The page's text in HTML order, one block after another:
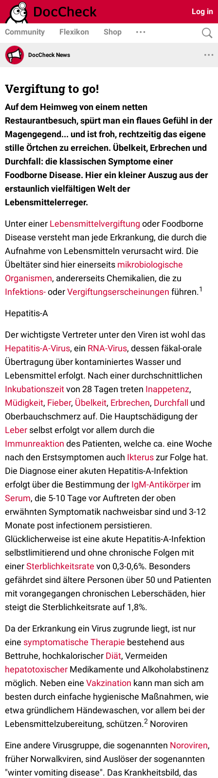
Log in
Community Flexikon Shop
DocCheck News
Vergiftung to go!
Auf dem Heimweg von einem netten
Restaurantbesuch, spürt man ein flaues Gefühl in der
Magengegend... und ist froh, rechtzeitig das eigene
stille Örtchen zu erreichen. Übelkeit, Erbrechen und
Durchfall: die klassischen Symptome einer
Foodborne Disease. Hier ein kleiner Auszug aus der
erstaunlich vielfältigen Welt der
Lebensmittelerreger.
Unter einer Lebensmittelvergiftung oder Foodborne
Disease versteht man jede Erkrankung, die durch die
Aufnahme von Lebensmitteln verursacht wird. Die
Übeltäter sind hier einerseits mikrobiologische
Organismen, andererseits Chemikalien, die zu
Infektions-oderVergiftungserscheinungen führen.1
Hepatitis-A
Der wichtigste Vertreter unter den Viren ist wohl das
Hepatitis-A-Virus, ein RNA-Virus, dessen fäkal-orale
Übertragung über kontaminiertes Wasser und
Lebensmittel erfolgt. Nach einer durchschnittlichen
Inkubationszeitvon 28 Tagen treten Inappetenz,
Müdigkeit, Fieber, Übelkeit, Erbrechen, Durchfall und
Oberbauchschmerz auf. Die Hauptschädigung der
Leber selbst erfolgt vor allem durch die
Immunreaktion des Patienten, welche ca. eine Woche
nach den Erstsymptomen auch Ikteruszur Folge hat.
Die Diagnose einer akuten Hepatitis-A-Infektion
erfolgt über die Bestimmung der IgM-Antikörper im
Serum, die 5-10 Tage vor Auftreten der oben
erwähnten Symptomatik nachweisbar sind und 3-12
Monate post infectionem persistieren.
Glücklicherweise ist eine akute Hepatitis-A-Infektion
selbstlimitierend und ohne chronische Folgen mit
einerSterblichkeitsrate von 0,3-0,6%. Besonders
gefährdet sind ältere Personen über 50 und Patienten
mit vorangegangen chronischen Leberschäden, hier
steigt die Sterblichkeitsrate auf 1,8%.
Da der Erkrankung ein Virus zugrunde liegt, ist nur
eine symptomatische Therapie bestehend aus
Bettruhe, hochkalorischer Diät, Vermeiden
hepatotoxischer Medikamente und Alkoholabstinenz
möglich. Neben eine Vakzination kann man sich am
besten durch einfache hygienische Maßnahmen, wie
etwa gründlichem Händewaschen, vor allem bei der
Lebensmittelzubereitung, schützen.2 Noroviren
Eine andere Virusgruppe, die sogenannten Noroviren,
früher Norwalkviren, sind Auslöser der sogenannten
"winter vomiting disease". Das Krankheitsbild, das